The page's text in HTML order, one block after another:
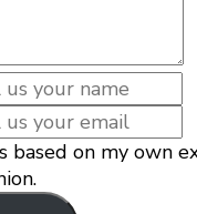
based on my own